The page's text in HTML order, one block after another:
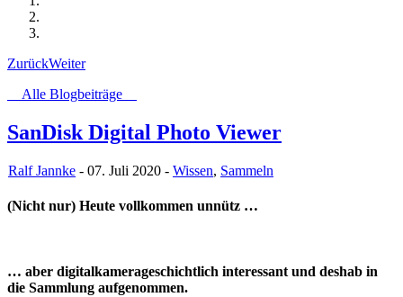
ZurückWeiter
Alle Blogbeiträge
SanDisk Digital Photo Viewer
Ralf Jannke - 07. Juli 2020 - Wissen, Sammeln
(Nicht nur) Heute vollkommen unnütz …
… aber digitalkamerageschichtlich interessant und deshab in
die Sammlung aufgenommen.